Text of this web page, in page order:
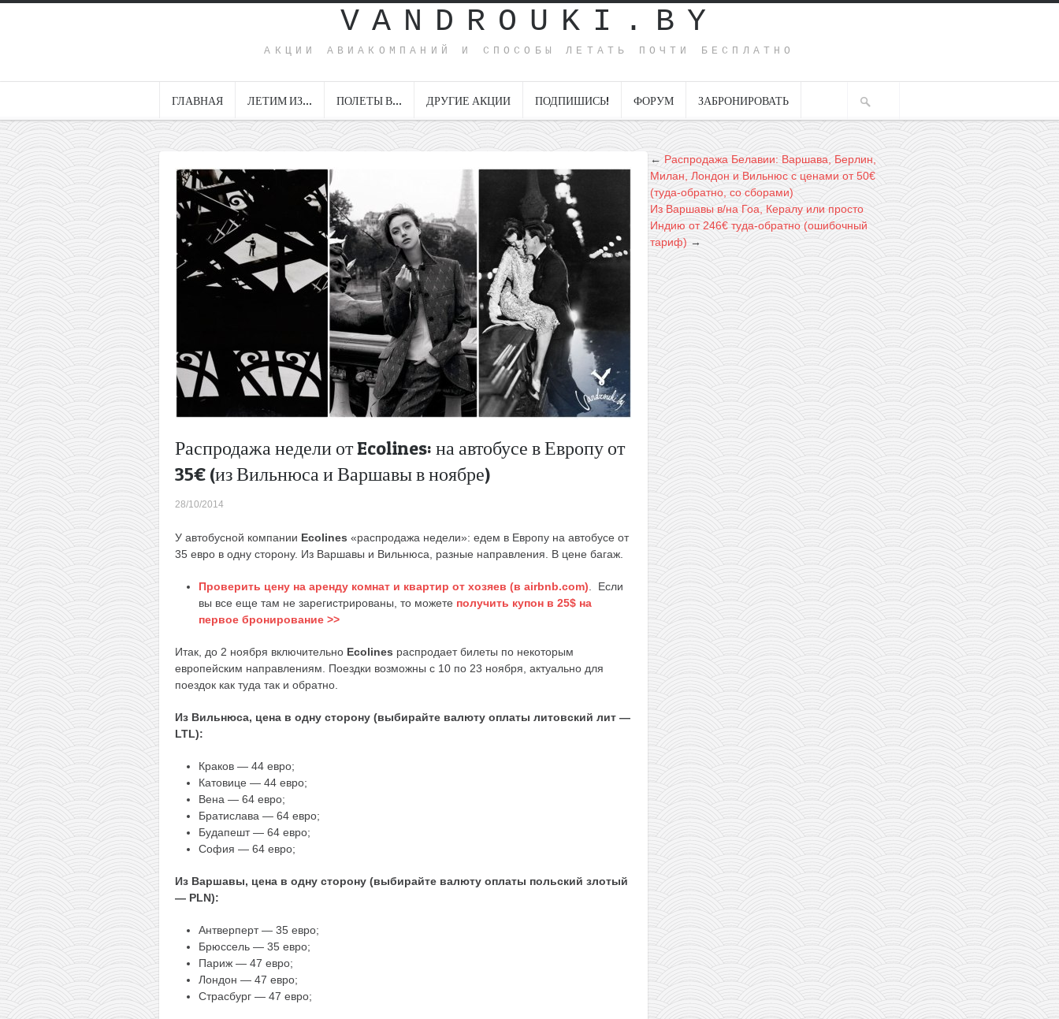
VANDROUKI.BY
АКЦИИ АВИАКОМПАНИЙ И СПОСОБЫ ЛЕТАТЬ ПОЧТИ БЕСПЛАТНО
ГЛАВНАЯ ЛЕТИМ ИЗ… ПОЛЕТЫ В… ДРУГИЕ АКЦИИ ПОДПИШИСЬ! ФОРУМ ЗАБРОНИРОВАТЬ
Распродажа недели от Ecolines: на автобусе в Европу от
35€ (из Вильнюса и Варшавы в ноябре)
28/10/2014
У автобусной компании Ecolines «распродажа недели»: едем в Европу на автобусе от
35 евро в одну сторону. Из Варшавы и Вильнюса, разные направления. В цене багаж.
Проверить цену на аренду комнат и квартир от хозяев (в airbnb.com) . Если
вы все еще там не зарегистрированы, то можете получить купон в 25$ на
первое бронирование >>
Итак, до 2 ноября включительно Ecolines распродает билеты по некоторым
европейским направлениям. Поездки возможны с 10 по 23 ноября, актуально для
поездок как туда так и обратно.
Из Вильнюса, цена в одну сторону (выбирайте валюту оплаты литовский лит —
LTL):
Краков — 44 евро;
Катовице — 44 евро;
Вена — 64 евро;
Братислава — 64 евро;
Будапешт — 64 евро;
София — 64 евро;
Из Варшавы, цена в одну сторону (выбирайте валюту оплаты польский злотый
— PLN):
Антверперт — 35 евро;
Брюссель — 35 евро;
Париж — 47 евро;
Лондон — 47 евро;
Страсбург — 47 евро;
←Распродажа Белавии: Варшава, Берлин,
Милан, Лондон и Вильнюс с ценами от 50€
(туда-обратно, со сборами)
Из Варшавы в/на Гоа, Кералу или просто
Индию от 246€ туда-обратно (ошибочный
тариф) →